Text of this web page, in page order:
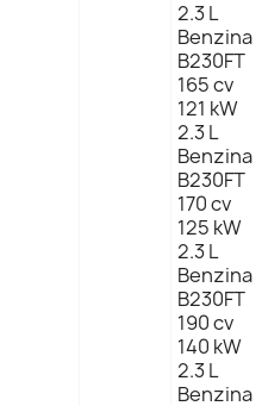
2.3 L
Benzina
B230FT
165 cv
121 kW
2.3 L
Benzina
B230FT
170 cv
125 kW
2.3 L
Benzina
B230FT
190 cv
140 kW
2.3 L
Benzina